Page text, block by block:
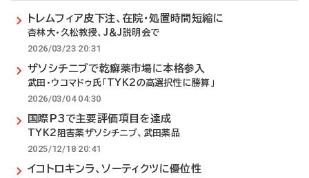
トレムフィア皮下注、在院・処置時間短縮に
杏林大・久松教授、J＆J説明会で
2026/03/23 20:31
ザソシチニブで乾癬薬市場に本格参入
武田・ウコマドゥ氏「TYK2の高選択性に勝算」
2026/03/04 04:30
国際P3で主要評価項目を達成
TYK2阻害薬ザソシチニブ、武田薬品
2025/12/18 20:41
イコトロキンラ、ソーティクツに優位性